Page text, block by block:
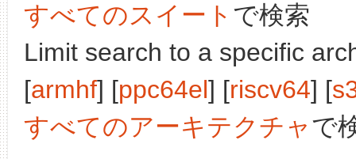
すべてのスイート で検索
Limit search to a specific
[armhf] [ppc64el] [riscv64] [
すべてのアーキテクチャで